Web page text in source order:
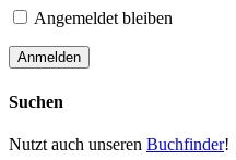
Angemeldet bleiben
Suchen
Nutzt auch unseren Buchfinder!